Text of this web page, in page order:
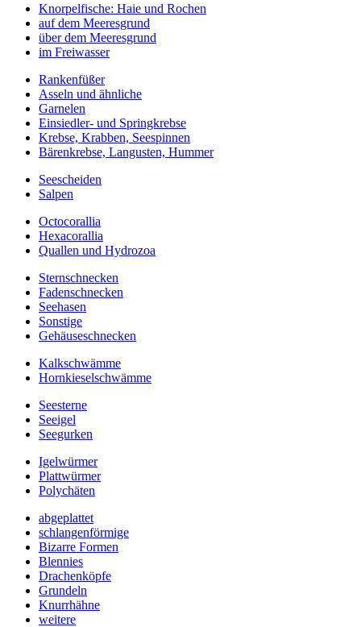
Knorpelfische: Haie und Rochen
auf dem Meeresgrund
über dem Meeresgrund
im Freiwasser
Rankenfüßer
Asseln und ähnliche
Garnelen
Einsiedler- und Springkrebse
Krebse, Krabben, Seespinnen
Bärenkrebse, Langusten, Hummer
Seescheiden
Salpen
Octocorallia
Hexacorallia
Quallen und Hydrozoa
Sternschnecken
Fadenschnecken
Seehasen
Sonstige
Gehäuseschnecken
Kalkschwämme
Hornkieselschwämme
Seesterne
Seeigel
Seegurken
Igelwürmer
Plattwürmer
Polychäten
abgeplattet
schlangenförmige
Bizarre Formen
Blennies
Drachenköpfe
Grundeln
Knurrhähne
weitere